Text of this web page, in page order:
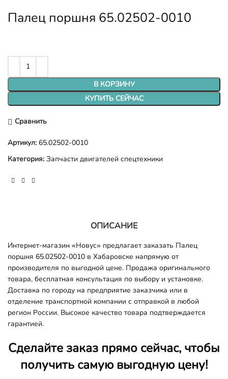
Палец поршня 65.02502-0010
В КОРЗИНУ
КУПИТЬ СЕЙЧАС
Сравнить
Артикул: 65.02502-0010
Категория: Запчасти двигателей спецтехники
ОПИСАНИЕ
Интернет-магазин «Новус» предлагает заказать Палец
поршня 65.02502-0010 в Хабаровске напрямую от
производителя по выгодной цене. Продажа оригинального
товара, бесплатная консультация по выбору и установке.
Доставка по городу на предприятие заказчика или в
отделение транспортной компании с отправкой в любой
регион России. Высокое качество товара подтверждается
гарантией.
Сделайте заказ прямо сейчас, чтобы
получить самую выгодную цену!